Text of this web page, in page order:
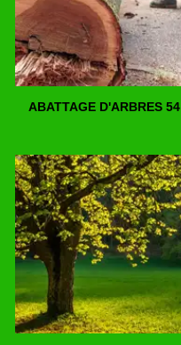
ABATTAGE D'ARBRES 54